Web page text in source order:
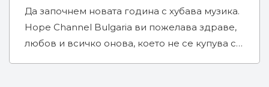
Да започнем новата година с хубава музика.
Hope Channel Bulgaria ви пожелава здраве,
любов и всичко онова, което не се купува с…